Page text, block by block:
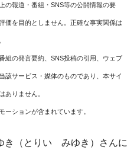
の報道・番組・SNS等の公開情報の要
価を目的としません。正確な事実関係は
組の発言要約、SNS投稿の引用、ウェブ
該サービス・媒体のものであり、本サイ
ありません。
ションが含まれています。
き（とりい みゆき）さんに